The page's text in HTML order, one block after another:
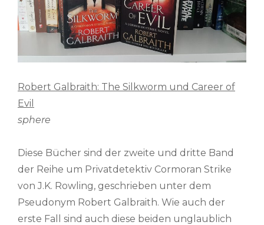
Robert Galbraith: The Silkworm und Career of
Evil
sphere
Diese Bücher sind der zweite und dritte Band
der Reihe um Privatdetektiv Cormoran Strike
von J.K. Rowling, geschrieben unter dem
Pseudonym Robert Galbraith. Wie auch der
erste Fall sind auch diese beiden unglaublich